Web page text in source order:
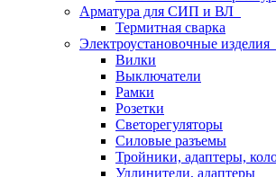
Арматура для СИП и ВЛ
Термитная сварка
Электроустановочные изделия
Вилки
Выключатели
Рамки
Розетки
Светорегуляторы
Силовые разъемы
Тройники, адаптеры,
Удлинители, адаптеры